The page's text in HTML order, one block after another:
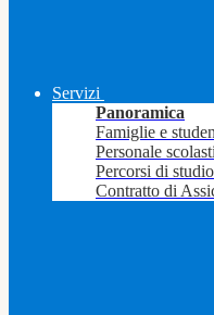
Servizi
Panoramica
Famiglie e
Personale
Percorsi di studio
Contratto di